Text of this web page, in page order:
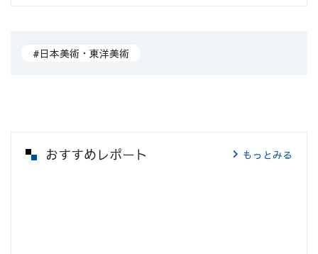
#日本美術・東洋美術
おすすめレポート もっとみる